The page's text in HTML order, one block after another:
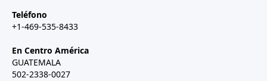
Teléfono
+1-469-535-8433
En Centro América
GUATEMALA
502-2338-0027